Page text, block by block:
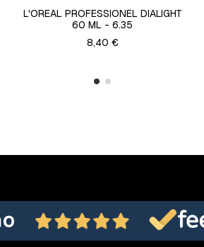
L'OREAL PROFESSIONEL DIALIGHT
60 ML - 6.35
8,40 €